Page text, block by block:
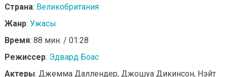
Страна: Великобритания
Жанр: Ужасы
Время: 88 мин. / 01:28
Режиссер: Эдвард Боас
Актеры: Джемма Даллендер, Джошуа Дикинсон, Нэйт